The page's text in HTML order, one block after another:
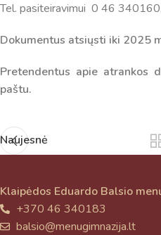
Tel. pasiteiravimui 0 46
Dokumentus atsiųsti iki 2025
Pretendentus apie atrankos
paštu.
Naujesnė
Klaipėdos Eduardo Balsio
+370 46 340183
balsio@menugimnazija.lt